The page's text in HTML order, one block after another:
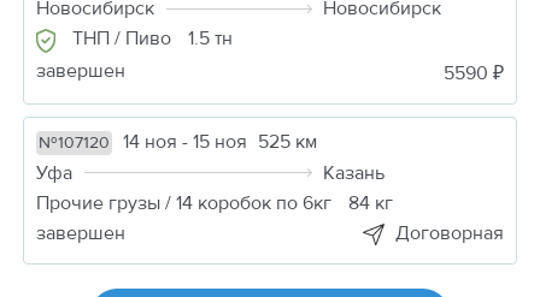
Новосибирск
Новосибирск
ТНП / Пиво
1.5 тн
завершен
5590 ₽
№107120 14 ноя - 15 ноя 525 км
Уфа
Казань
Прочие грузы / 14 коробок по 6кг
84 кг
завершен
Договорная